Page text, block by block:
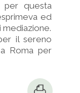
per questa
ed
il sereno
Roma per